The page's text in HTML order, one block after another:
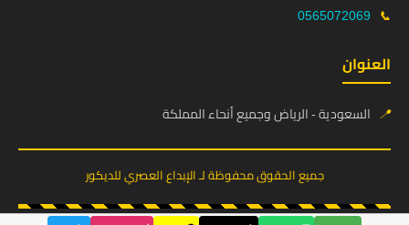
📞
0565072069
العنوان
📍 السعودية - الرياض وجميع أنحاء المملكة
جميع الحقوق محفوظة لـ الإبداع العصري للديكور